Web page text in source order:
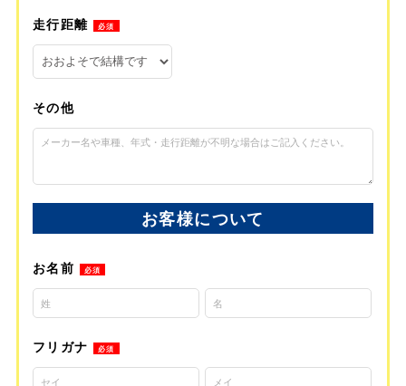
走行距離 必須
その他
お客様について
お名前 必須
フリガナ 必須